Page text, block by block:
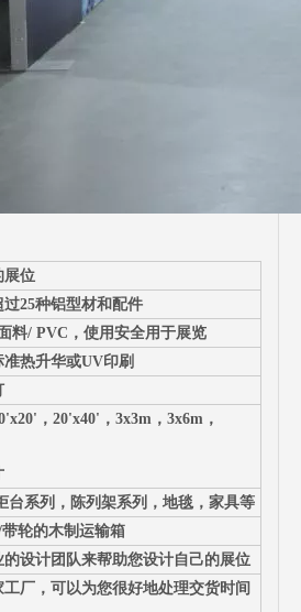
展位
25种铝型材和配件
料/ PVC，使用安全用于展览
热升华或UV印刷
，20'x40'，3x3m，3x6m，
台系列，陈列架系列，地毯，家具等
轮的木制运输箱
的设计团队来帮助您设计自己的展位
厂，可以为您很好地处理交货时间